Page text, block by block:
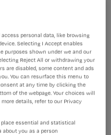
chirurgische oncologie in
dat zij 50% werkt als
als onderzoeker.
voor
in het Radboudumc.
personal data, like browsing
Selecting I Accept enables
purposes shown under we and our
Reject All or withdrawing your
are disabled, some content and ads
You can resurface this menu to
at any time by clicking the
of the webpage. Your choices will
details, refer to our Privacy
essential and statistical
about you as a person